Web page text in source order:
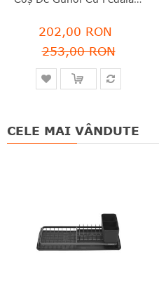
202,00 RON
253,00 RON
CELE MAI VÂNDUTE